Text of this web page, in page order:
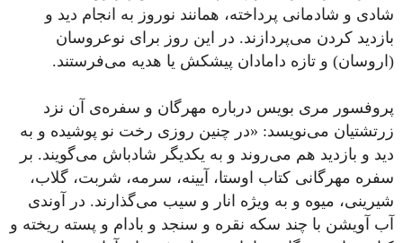
شادی و شادمانی پرداخته، همانند نوروز به انجام دید و
بازدید کردن می‌پردازند. در این روز برای نوعروسان
‌(اروسان) و تازه دامادان پیشکش یا هدیه می‌فرستند.
پروفسور مری بویس درباره مهرگان و سفره‌ی آن نزد
زرتشتیان می‌نویسد: «در چنین روزی رخت نو پوشیده و به
دید و بازدید هم می‌روند و به یکدیگر شادباش می‌گویند. بر
سفره‌ مهرگانی کتاب اوستا، آیینه، سرمه، شربت، گلاب،
شیرینی، میوه و به ویژه انار و سیب می‌گذارند. در آوندی
آب آویشن با چند سکه نقره و سنجد و بادام و پسته ریخته و